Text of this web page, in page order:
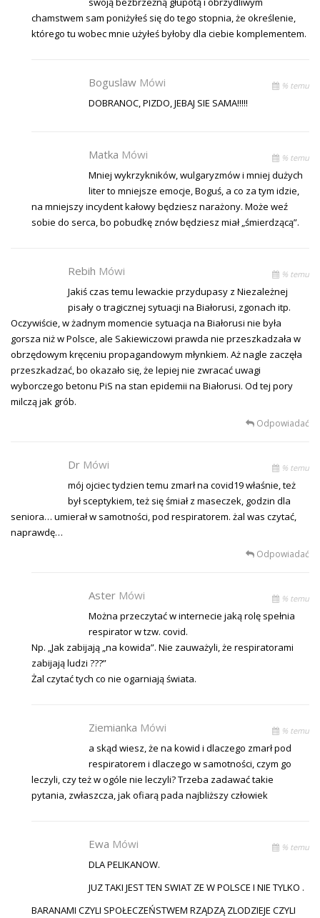
chamstwem sam poniżyłeś się do tego stopnia, że określenie,
którego tu wobec mnie użyłeś byłoby dla ciebie komplementem.
Boguslaw Mówi % temu
DOBRANOC, PIZDO, JEBAJ SIE SAMA!!!!!
Matka Mówi % temu
Mniej wykrzykników, wulgaryzmów i mniej dużych
liter to mniejsze emocje, Boguś, a co za tym idzie,
na mniejszy incydent kałowy będziesz narażony. Może weź
sobie do serca, bo pobudkę znów będziesz miał „śmierdzącą”.
Rebih Mówi % temu
Jakiś czas temu lewackie przydupasy z Niezależnej
pisały o tragicznej sytuacji na Białorusi, zgonach itp.
Oczywiście, w żadnym momencie sytuacja na Białorusi nie była
gorsza niż w Polsce, ale Sakiewiczowi prawda nie przeszkadzała w
obrzędowym kręceniu propagandowym młynkiem. Aż nagle zaczęła
przeszkadzać, bo okazało się, że lepiej nie zwracać uwagi
wyborczego betonu PiS na stan epidemii na Białorusi. Od tej pory
milczą jak grób.
Odpowiadać
Dr Mówi % temu
mój ojciec tydzien temu zmarł na covid19 właśnie, też
był sceptykiem, też się śmiał z maseczek, godzin dla
seniora… umierał w samotności, pod respiratorem. żal was czytać,
naprawdę…
Odpowiadać
Aster Mówi % temu
Można przeczytać w internecie jaką rolę spełnia
respirator w tzw. covid.
Np. „Jak zabijają „na kowida”. Nie zauważyli, że respiratorami
zabijają ludzi ???”
Żal czytać tych co nie ogarniają świata.
Ziemianka Mówi % temu
a skąd wiesz, że na kowid i dlaczego zmarł pod
respiratorem i dlaczego w samotności, czym go
leczyli, czy też w ogóle nie leczyli? Trzeba zadawać takie
pytania, zwłaszcza, jak ofiarą pada najbliższy człowiek
Ewa Mówi % temu
DLA PELIKANOW.
JUZ TAKI JEST TEN SWIAT ZE W POLSCE I NIE TYLKO .
BARANAMI CZYLI SPOŁECZEŃSTWEM RZĄDZĄ ZLODZIEJE CZYLI